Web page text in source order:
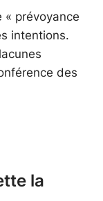
« prévoyance
intentions.
des
la